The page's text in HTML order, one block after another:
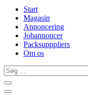
Start
Magasin
Annoncering
Jobannoncer
Packsupppliers
Om os
Søg
…